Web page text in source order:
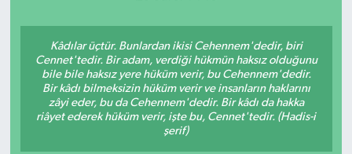
Kâdılar üçtür. Bunlardan ikisi Cehennem'dedir, biri
Cennet'tedir. Bir adam, verdiği hükmün haksız olduğunu
bile bile haksız yere hüküm verir, bu Cehennem'dedir.
Bir kâdı bilmeksizin hüküm verir ve insanların haklarını
zâyi eder, bu da Cehennem'dedir. Bir kâdı da hakka
riâyet ederek hüküm verir, işte bu, Cennet'tedir. (Hadis-i
şerif)
ENGLISH
ESENTEPE
GAZİMAĞUSA